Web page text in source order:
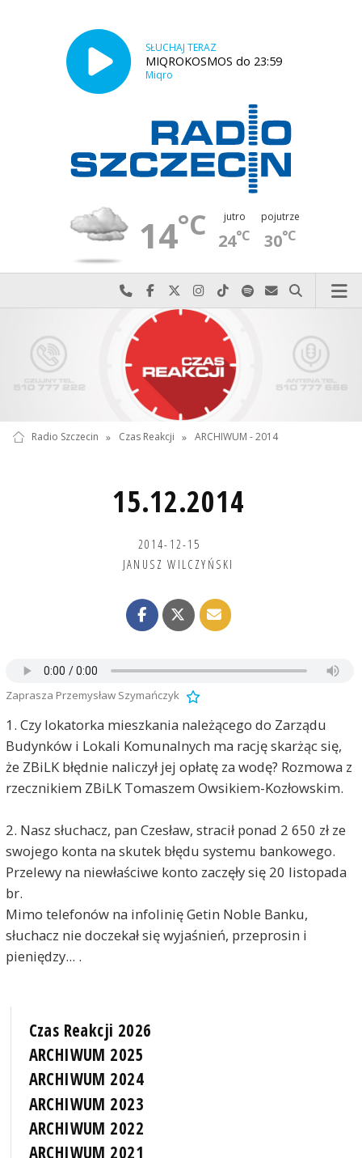
SŁUCHAJ TERAZ
MIQROKOSMOS do 23:59
Miqro
14°C jutro
24°C
pojutrze
30°C
Najlepiej po prostu do nas zadzwoń
Odwiedź nas na Facebook-u
Odwiedź nas na X
Odwiedź nas na Instagram-ie
Odwiedź nas na TikTok-u
Szukaj nas na Spotify
Wyślij do nas
Szukaj
Radio Szczecin » Czas Reakcji » ARCHIWUM - 2014
15.12.2014
2014-12-15
JANUSZ WILCZYŃSKI
Zaprasza Przemysław Szymańczyk
1. Czy lokatorka mieszkania należącego do Zarządu
Budynków i Lokali Komunalnych ma rację skarżąc się,
że ZBiLK błędnie naliczył jej opłatę za wodę? Rozmowa z
rzecznikiem ZBiLK Tomaszem Owsikiem-Kozłowskim.
2. Nasz słuchacz, pan Czesław, stracił ponad 2 650 zł ze
swojego konta na skutek błędu systemu bankowego.
Przelewy na niewłaściwe konto zaczęły się 20 listopada
br.
Mimo telefonów na infolinię Getin Noble Banku,
słuchacz nie doczekał się wyjaśnień, przeprosin i
pieniędzy... .
Czas Reakcji 2026
ARCHIWUM 2025
ARCHIWUM 2024
ARCHIWUM 2023
ARCHIWUM 2022
ARCHIWUM 2021